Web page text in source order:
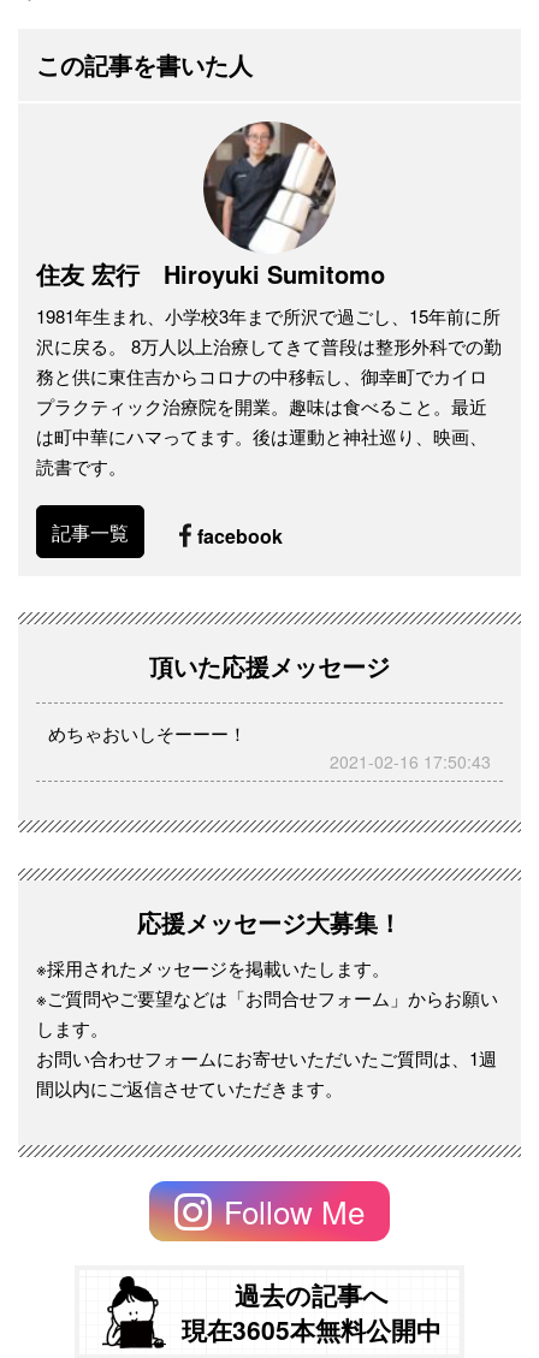
この記事を書いた人
住友 宏行 Hiroyuki Sumitomo
1981年生まれ、小学校3年まで所沢で過ごし、15年前に所
沢に戻る。 8万人以上治療してきて普段は整形外科での勤
務と供に東住吉からコロナの中移転し、御幸町でカイロ
プラクティック治療院を開業。趣味は食べること。最近
は町中華にハマってます。後は運動と神社巡り、映画、
読書です。
記事一覧 facebook
頂いた応援メッセージ
めちゃおいしそーーー！
2021-02-16 17:50:43
応援メッセージ大募集！
※採用されたメッセージを掲載いたします。
※ご質問やご要望などは「お問合せフォーム」からお願い
します。
お問い合わせフォームにお寄せいただいたご質問は、1週
間以内にご返信させていただきます。
Follow Me
過去の記事へ
現在3605本無料公開中